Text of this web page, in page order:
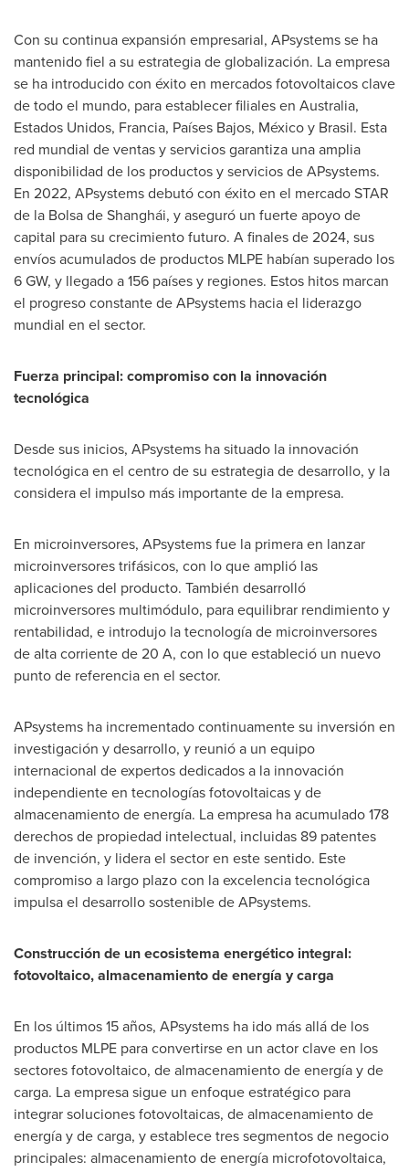
Con su continua expansión empresarial, APsystems se ha
mantenido fiel a su estrategia de globalización. La empresa
se ha introducido con éxito en mercados fotovoltaicos clave
de todo el mundo, para establecer filiales en Australia,
Estados Unidos, Francia, Países Bajos, México y Brasil. Esta
red mundial de ventas y servicios garantiza una amplia
disponibilidad de los productos y servicios de APsystems.
En 2022, APsystems debutó con éxito en el mercado STAR
de la Bolsa de Shanghái, y aseguró un fuerte apoyo de
capital para su crecimiento futuro. A finales de 2024, sus
envíos acumulados de productos MLPE habían superado los
6 GW, y llegado a 156 países y regiones. Estos hitos marcan
el progreso constante de APsystems hacia el liderazgo
mundial en el sector.
Fuerza principal: compromiso con la innovación
tecnológica
Desde sus inicios, APsystems ha situado la innovación
tecnológica en el centro de su estrategia de desarrollo, y la
considera el impulso más importante de la empresa.
En microinversores, APsystems fue la primera en lanzar
microinversores trifásicos, con lo que amplió las
aplicaciones del producto. También desarrolló
microinversores multimódulo, para equilibrar rendimiento y
rentabilidad, e introdujo la tecnología de microinversores
de alta corriente de 20 A, con lo que estableció un nuevo
punto de referencia en el sector.
APsystems ha incrementado continuamente su inversión en
investigación y desarrollo, y reunió a un equipo
internacional de expertos dedicados a la innovación
independiente en tecnologías fotovoltaicas y de
almacenamiento de energía. La empresa ha acumulado 178
derechos de propiedad intelectual, incluidas 89 patentes
de invención, y lidera el sector en este sentido. Este
compromiso a largo plazo con la excelencia tecnológica
impulsa el desarrollo sostenible de APsystems.
Construcción de un ecosistema energético integral:
fotovoltaico, almacenamiento de energía y carga
En los últimos 15 años, APsystems ha ido más allá de los
productos MLPE para convertirse en un actor clave en los
sectores fotovoltaico, de almacenamiento de energía y de
carga. La empresa sigue un enfoque estratégico para
integrar soluciones fotovoltaicas, de almacenamiento de
energía y de carga, y establece tres segmentos de negocio
principales: almacenamiento de energía microfotovoltaica,